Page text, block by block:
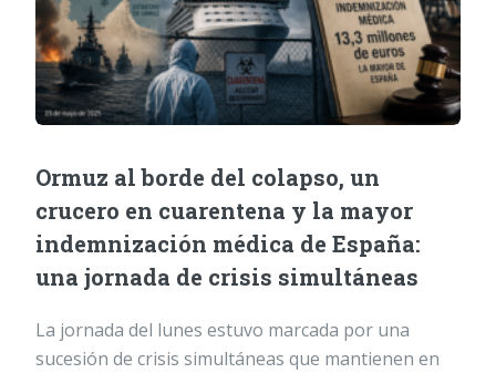
Ormuz al borde del colapso, un
crucero en cuarentena y la mayor
indemnización médica de España:
una jornada de crisis simultáneas
La jornada del lunes estuvo marcada por una
sucesión de crisis simultáneas que mantienen en